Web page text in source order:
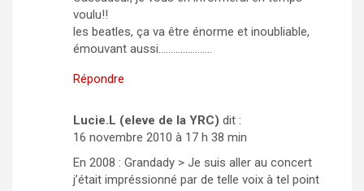
voulu!!
les beatles, ça va être énorme et inoubliable,
émouvant aussi………………….
Répondre
Lucie.L (eleve de la YRC) dit :
16 novembre 2010 à 17 h 38 min
En 2008 : Grandady > Je suis aller au concert
j’était impréssionné par de telle voix à tel point